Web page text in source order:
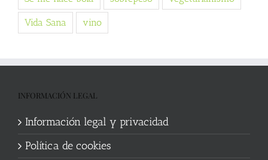
Vida Sana vino
INFORMACIÓN LEGAL
Información legal y privacidad
Política de cookies